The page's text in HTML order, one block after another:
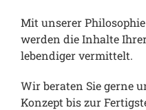
Mit unserer
werden die Inhalte
lebendiger vermittelt.
Wir beraten Sie gerne
Konzept bis zur